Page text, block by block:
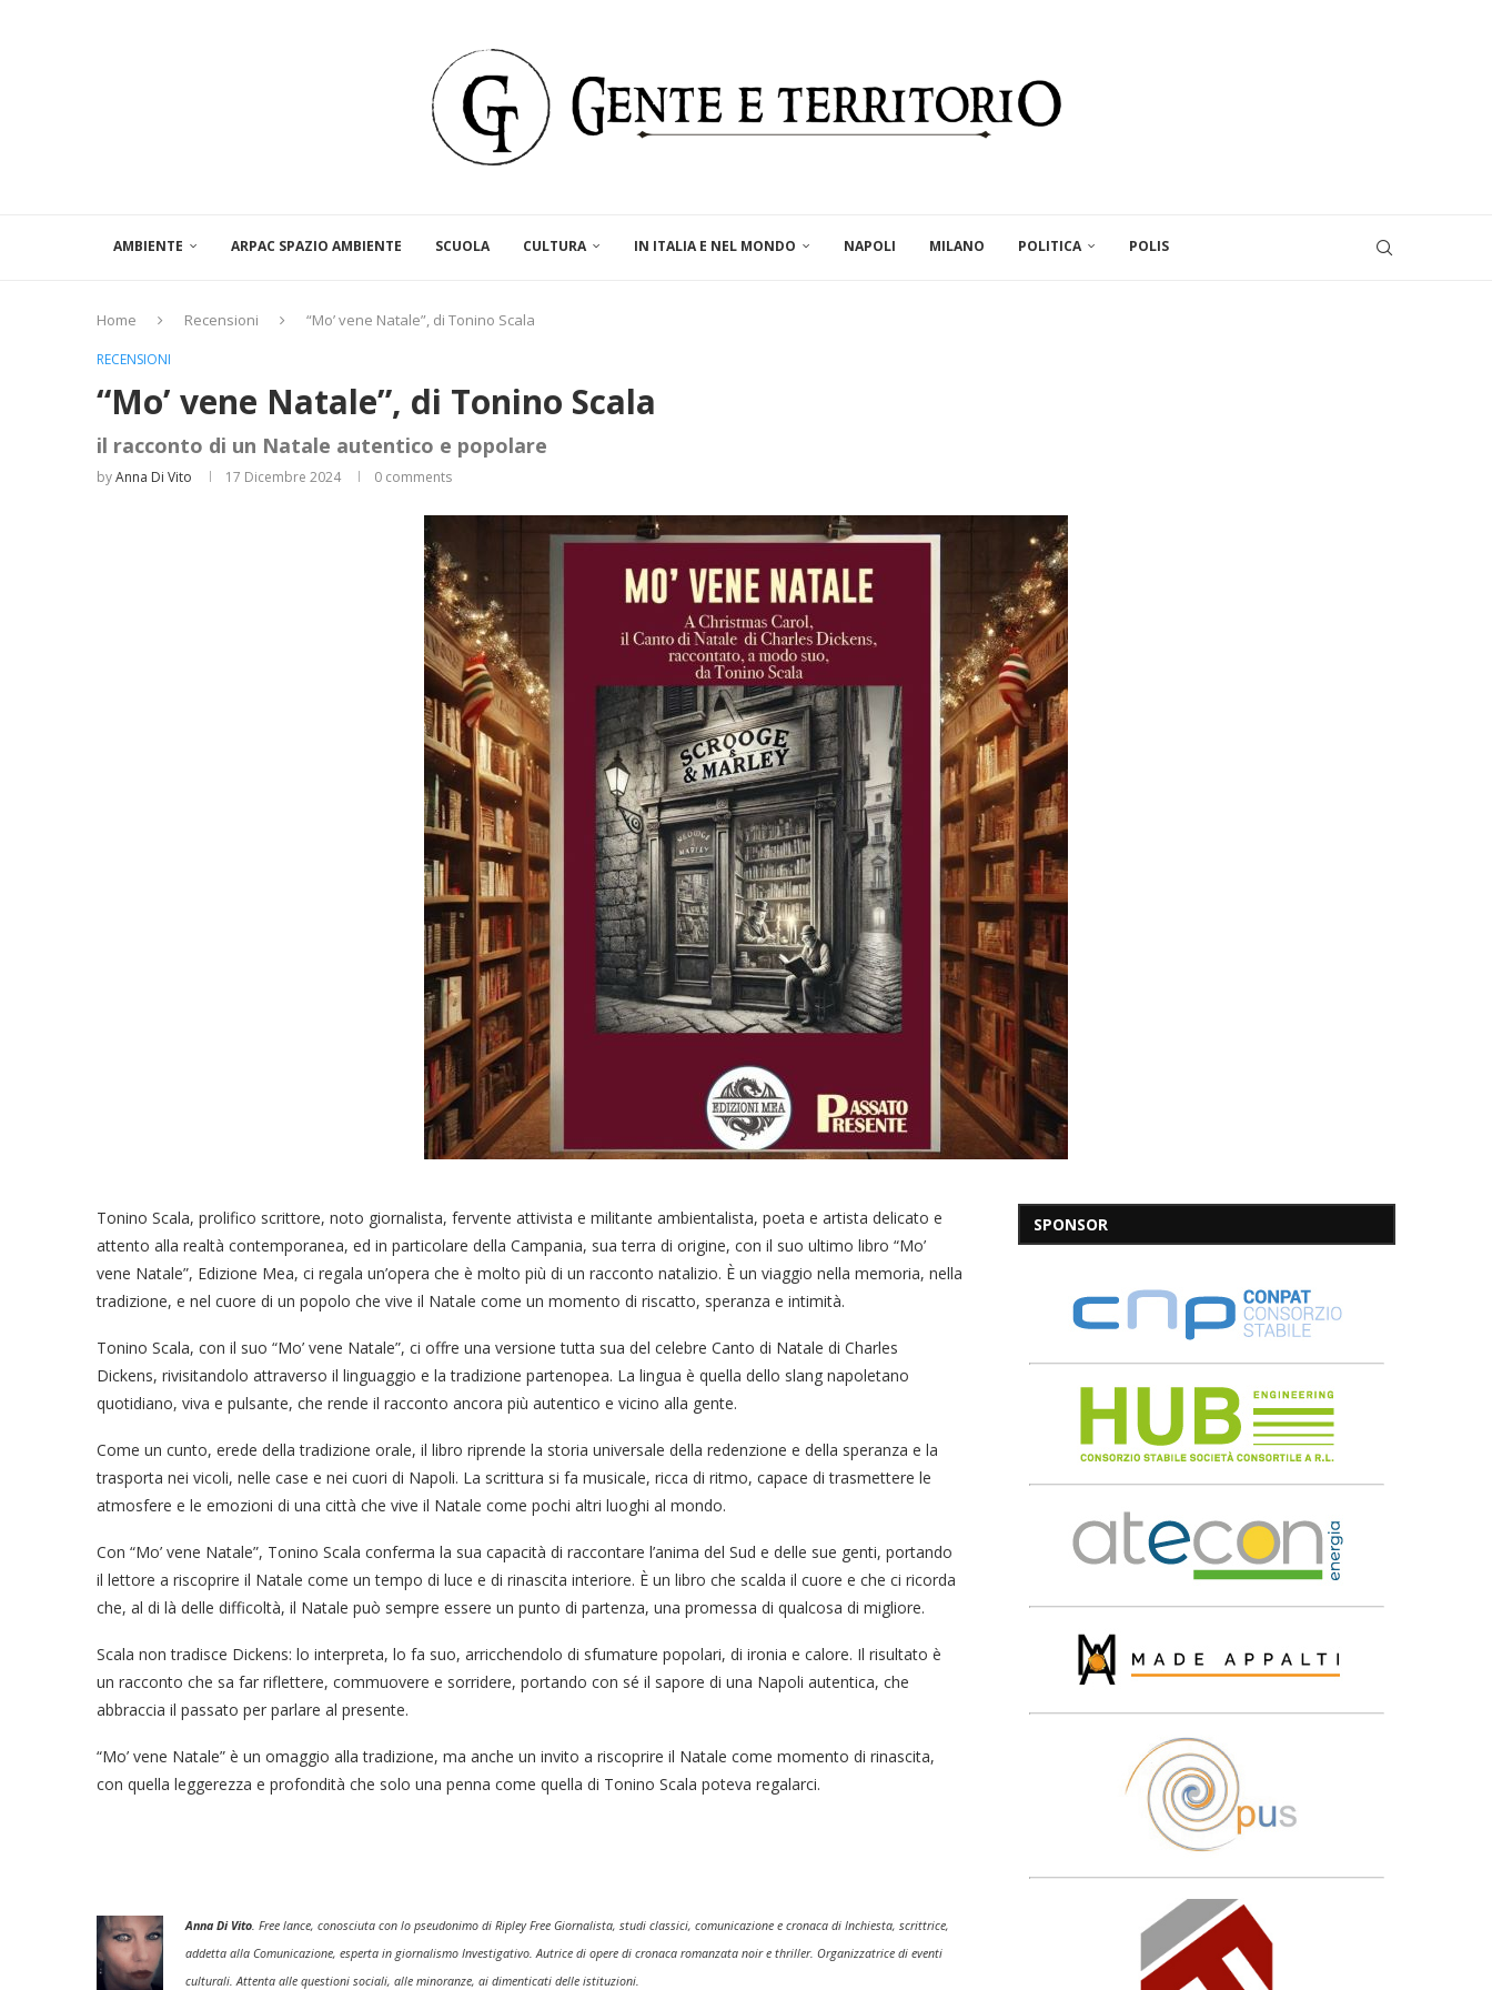
AMBIENTE ARPAC SPAZIO AMBIENTE SCUOLA CULTURA IN ITALIA E NEL MONDO NAPOLI MILANO POLITICA POLIS
Home Recensioni “Mo’ vene Natale”, di Tonino Scala
RECENSIONI
“Mo’ vene Natale”, di Tonino Scala
il racconto di un Natale autentico e popolare
byAnna Di Vito 17 Dicembre 2024 0 comments
Tonino Scala, prolifico scrittore, noto giornalista, fervente attivista e militante ambientalista, poeta e artista delicato e
attento alla realtà contemporanea, ed in particolare della Campania, sua terra di origine, con il suo ultimo libro “Mo’
vene Natale”, Edizione Mea, ci regala un’opera che è molto più di un racconto natalizio. È un viaggio nella memoria, nella
tradizione, e nel cuore di un popolo che vive il Natale come un momento di riscatto, speranza e intimità.
Tonino Scala, con il suo “Mo’ vene Natale”, ci offre una versione tutta sua del celebre Canto di Natale di Charles
Dickens, rivisitandolo attraverso il linguaggio e la tradizione partenopea. La lingua è quella dello slang napoletano
quotidiano, viva e pulsante, che rende il racconto ancora più autentico e vicino alla gente.
Come un cunto, erede della tradizione orale, il libro riprende la storia universale della redenzione e della speranza e la
trasporta nei vicoli, nelle case e nei cuori di Napoli. La scrittura si fa musicale, ricca di ritmo, capace di trasmettere le
atmosfere e le emozioni di una città che vive il Natale come pochi altri luoghi al mondo.
Con “Mo’ vene Natale”, Tonino Scala conferma la sua capacità di raccontare l’anima del Sud e delle sue genti, portando
il lettore a riscoprire il Natale come un tempo di luce e di rinascita interiore. È un libro che scalda il cuore e che ci ricorda
che, al di là delle difficoltà, il Natale può sempre essere un punto di partenza, una promessa di qualcosa di migliore.
Scala non tradisce Dickens: lo interpreta, lo fa suo, arricchendolo di sfumature popolari, di ironia e calore. Il risultato è
un racconto che sa far riflettere, commuovere e sorridere, portando con sé il sapore di una Napoli autentica, che
abbraccia il passato per parlare al presente.
“Mo’ vene Natale” è un omaggio alla tradizione, ma anche un invito a riscoprire il Natale come momento di rinascita,
con quella leggerezza e profondità che solo una penna come quella di Tonino Scala poteva regalarci.
Anna Di Vito. Free lance, conosciuta con lo pseudonimo di Ripley Free Giornalista, studi classici, comunicazione e cronaca di Inchiesta, scrittrice,
addetta alla Comunicazione, esperta in giornalismo Investigativo. Autrice di opere di cronaca romanzata noir e thriller. Organizzatrice di eventi
culturali. Attenta alle questioni sociali, alle minoranze, ai dimenticati delle istituzioni.
SPONSOR